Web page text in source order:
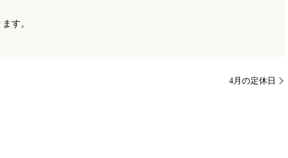
す。
4月の定休日